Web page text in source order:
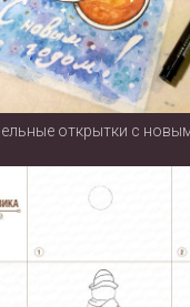
открытки с